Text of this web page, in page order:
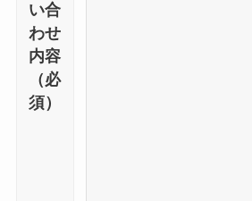
い合
わせ
内容
（必
須）